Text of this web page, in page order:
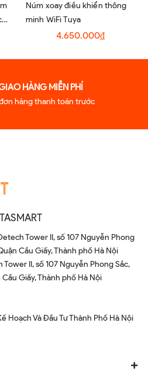
Núm xoay điều khiển thông
minh WiFi Tuya
4.650.000₫
HÀNG MIỄN PHÍ
hàng thanh toán trước
Tower II, số 107 Nguyễn Phong
Cầu Giấy, Thành phố Hà Nội
II, số 107 Nguyễn Phong Sắc,
Giấy, Thành phố Hà Nội
Hoạch Và Đầu Tư Thành Phố Hà Nội